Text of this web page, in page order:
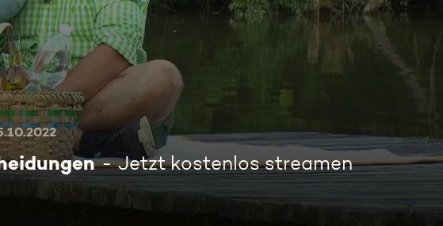
07: Romantische Ideen und finale Entscheidungen
Jetzt kostenlos streamen